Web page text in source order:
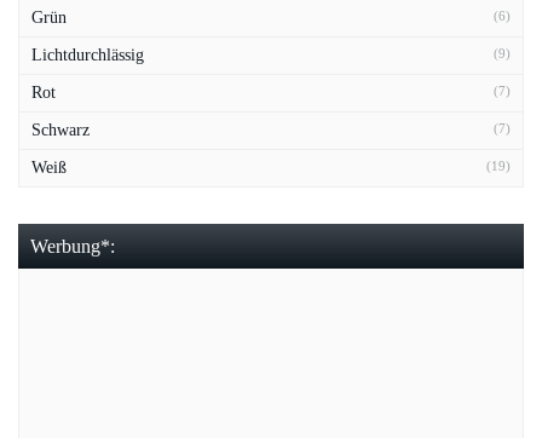
Grün (6)
Lichtdurchlässig (9)
Rot (7)
Schwarz (7)
Weiß (19)
Werbung*: